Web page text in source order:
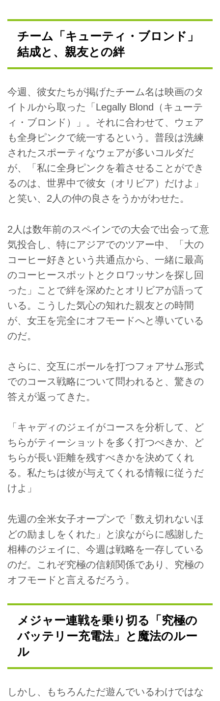
チーム「キューティ・ブロンド」
結成と、親友との絆
今週、彼女たちが掲げたチーム名は映画のタ
イトルから取った「Legally Blond（キューテ
ィ・ブロンド）」。それに合わせて、ウェア
も全身ピンクで統一するという。普段は洗練
されたスポーティなウェアが多いコルダだ
が、「私に全身ピンクを着させることができ
るのは、世界中で彼女（オリビア）だけよ」
と笑い、2人の仲の良さをうかがわせた。
2人は数年前のスペインでの大会で出会って意
気投合し、特にアジアでのツアー中、「大の
コーヒー好きという共通点から、一緒に最高
のコーヒースポットとクロワッサンを探し回
った」ことで絆を深めたとオリビアが語って
いる。こうした気心の知れた親友との時間
が、女王を完全にオフモードへと導いている
のだ。
さらに、交互にボールを打つフォアサム形式
でのコース戦略について問われると、驚きの
答えが返ってきた。
「キャディのジェイがコースを分析して、ど
ちらがティーショットを多く打つべきか、ど
ちらが長い距離を残すべきかを決めてくれ
る。私たちは彼が与えてくれる情報に従うだ
けよ」
先週の全米女子オープンで「数え切れないほ
どの励ましをくれた」と涙ながらに感謝した
相棒のジェイに、今週は戦略を一存している
のだ。これぞ究極の信頼関係であり、究極の
オフモードと言えるだろう。
メジャー連戦を乗り切る「究極の
バッテリー充電法」と魔法のルー
ル
しかし、もちろんただ遊んでいるわけではな